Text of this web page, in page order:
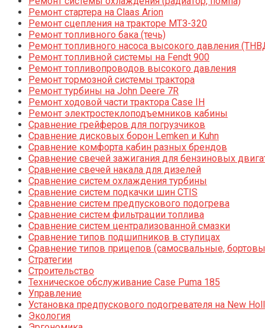
Ремонт стартера на Claas Arion
Ремонт сцепления на тракторе МТЗ-320
Ремонт топливного бака (течь)
Ремонт топливного насоса высокого давления
Ремонт топливной системы на Fendt 900
Ремонт топливопроводов высокого давления
Ремонт тормозной системы трактора
Ремонт турбины на John Deere 7R
Ремонт ходовой части трактора Case IH
Ремонт электростеклоподъемников кабины
Сравнение грейферов для погрузчиков
Сравнение дисковых борон Lemken и Kuhn
Сравнение комфорта кабин разных брендов
Сравнение свечей зажигания для бензиновых
Сравнение свечей накала для дизелей
Сравнение систем охлаждения турбины
Сравнение систем подкачки шин CTIS
Сравнение систем предпускового подогрева
Сравнение систем фильтрации топлива
Сравнение систем централизованной смазки
Сравнение типов подшипников в ступицах
Сравнение типов прицепов (самосвальные,
Стратегии
Строительство
Техническое обслуживание Case Puma 185
Управление
Установка предпускового подогревателя на New
Экология